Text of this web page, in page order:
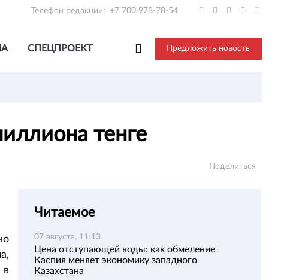
Телефон редакции: +7 700 978-78-54
СПЕЦПРОЕКТ Предложить новость
тенге
Поделиться
в
Читаемое
07 августа, 11:13
Цена отступающей воды: как обмеление
Каспия меняет экономику западного
Казахстана